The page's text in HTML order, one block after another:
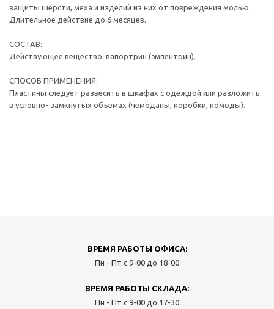
защиты шерсти, меха и изделий из них от повреждения молью.
Длительное действие до 6 месяцев.
СОСТАВ:
Действующее вещество: вапортрин (эмпентрин).
СПОСОБ ПРИМЕНЕНИЯ:
Пластины следует развесить в шкафах с одеждой или разложить
в условно- замкнутых объемах (чемоданы, коробки, комоды).
ВРЕМЯ РАБОТЫ ОФИСА:
Пн - Пт с 9-00 до 18-00
ВРЕМЯ РАБОТЫ СКЛАДА:
Пн - Пт с 9-00 до 17-30